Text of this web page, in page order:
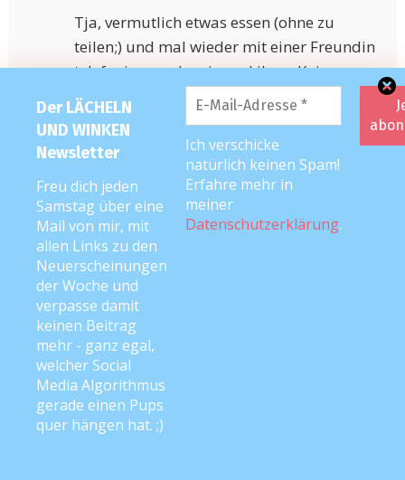
Der LÄCHELN
UND WINKEN
Newsletter
Freu dich jeden
Samstag über eine
Mail von mir, mit
allen Links zu den
Neuerscheinungen
der Woche und
verpasse damit
keinen Beitrag
mehr - ganz egal,
welcher Social
Media Algorithmus
gerade einen Pups
quer hängen hat. ;)
Ich verschicke
natürlich keinen Spam!
Erfahre mehr in
meiner
Datenschutzerklärung.
Tja, vermutlich etwas essen (ohne zu
teilen;) und mal wieder mit einer Freundin
telefonieren oder sie und ihren Knirps zu
uns einladen. Mit etwas Glück spielen die
beiden 20 Minuten miteinander mit den
Zahnrädern und wir Mamas können
Antworten
Isabel Eysel
20. Juni 2018 um 15:31 Uhr
Ein Glas Prosecco trinken und die Füße
hochlegen. ?
Antworten